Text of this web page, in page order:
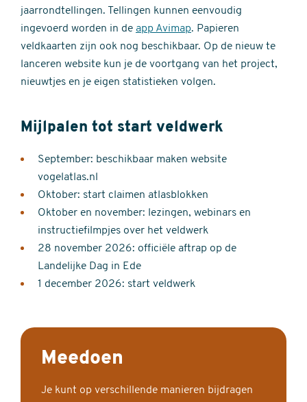
jaarrondtellingen. Tellingen kunnen eenvoudig
ingevoerd worden in de app Avimap. Papieren
veldkaarten zijn ook nog beschikbaar. Op de nieuw te
lanceren website kun je de voortgang van het project,
nieuwtjes en je eigen statistieken volgen.
Mijlpalen tot start veldwerk
September: beschikbaar maken website
vogelatlas.nl
Oktober: start claimen atlasblokken
Oktober en november: lezingen, webinars en
instructiefilmpjes over het veldwerk
28 november 2026: officiële aftrap op de
Landelijke Dag in Ede
1 december 2026: start veldwerk
Meedoen
Je kunt op verschillende manieren bijdragen